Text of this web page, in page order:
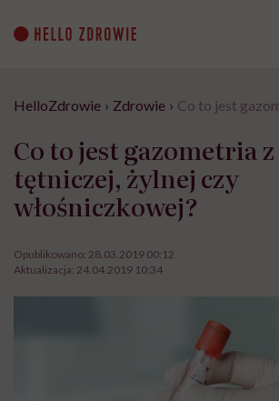
content
HelloZdrowie › Zdrowie › Co to jest
Co to jest gazometria
tętniczej, żylnej czy
włośniczkowej?
Opublikowano: 28.03.2019 00:12
Aktualizacja: 24.04.2019 10:34